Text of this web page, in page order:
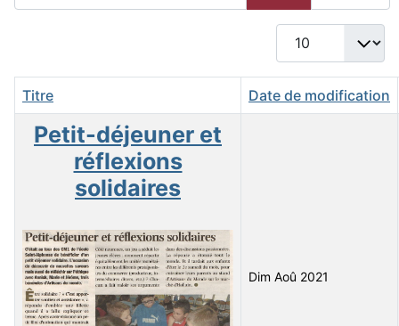
Afficher #
Titre Date de modification
Petit-déjeuner et
réflexions
solidaires
Dim Aoû 2021